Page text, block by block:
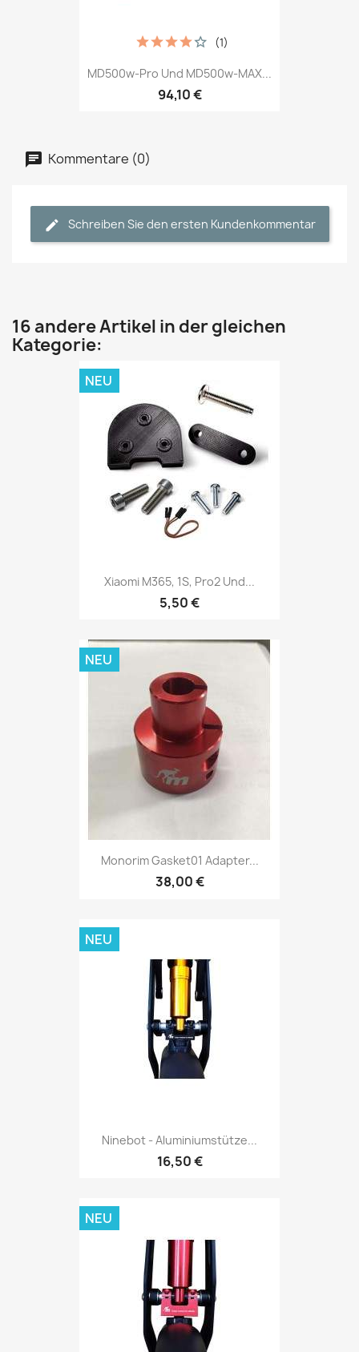
MD500w-Pro Und MD500w-MAX...
94,10 €
(1)
Kommentare (0)
Schreiben Sie den ersten Kundenkommentar
16 andere Artikel in der gleichen
Kategorie:
Xiaomi M365, 1S, Pro2 Und...
5,50 €
NEU
Monorim Gasket01 Adapter...
38,00 €
NEU
Ninebot - Aluminiumstütze...
16,50 €
NEU
NEU